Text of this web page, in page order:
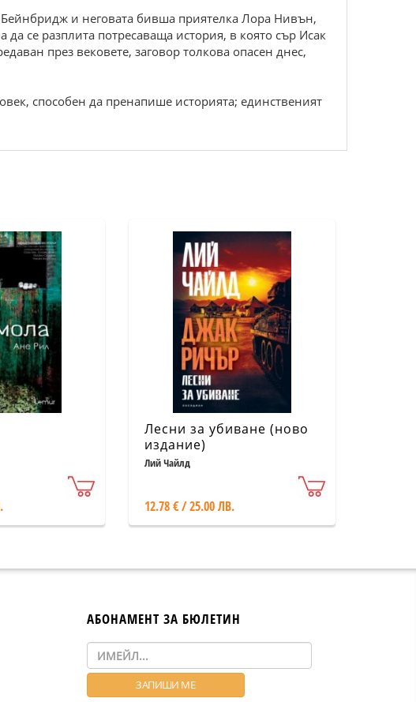
и неговата бивша приятелка Лора Нивън,
се разплита потресаваща история, в която сър Исак
през вековете, заговор толкова опасен днес,
способен да пренапише историята; единственият
Лесни за убиване (ново
издание)
Лий Чайлд
12.78 € / 25.00 ЛВ.
АБОНАМЕНТ ЗА БЮЛЕТИН